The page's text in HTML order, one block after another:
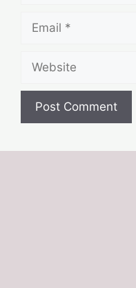
Email
Website